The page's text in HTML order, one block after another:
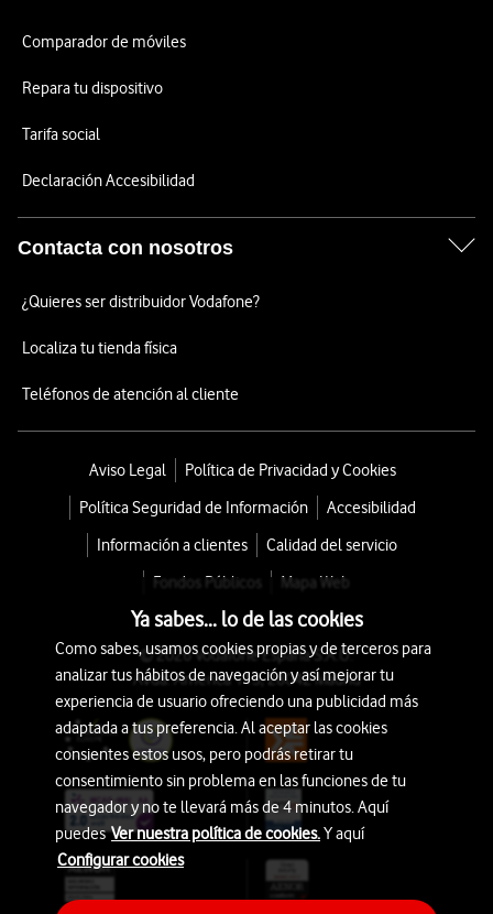
Comparador de móviles
Repara tu dispositivo
Tarifa social
Declaración Accesibilidad
Contacta con nosotros
¿Quieres ser distribuidor Vodafone?
Localiza tu tienda física
Teléfonos de atención al cliente
Aviso Legal
Política de Privacidad y Cookies
Política Seguridad de Información
Accesibilidad
Información a clientes
Calidad del servicio
Fondos Públicos
Mapa Web
© 2026 Vodafone España S.A.U.
Avda. América 115, 28042 Madrid
Ya sabes... lo de las cookies
Como sabes, usamos cookies propias y de terceros para
analizar tus hábitos de navegación y así mejorar tu
experiencia de usuario ofreciendo una publicidad más
adaptada a tus preferencia. Al aceptar las cookies
consientes estos usos, pero podrás retirar tu
consentimiento sin problema en las funciones de tu
navegador y no te llevará más de 4 minutos. Aquí
puedesVer nuestra política de cookies.Y aquí
Configurar cookies